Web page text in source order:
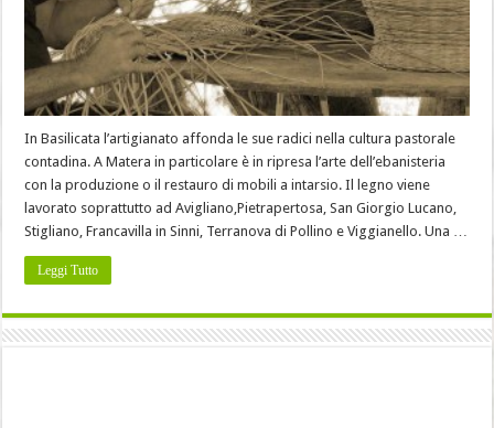
In Basilicata l’artigianato affonda le sue radici nella cultura pastorale
contadina. A Matera in particolare è in ripresa l’arte dell’ebanisteria
con la produzione o il restauro di mobili a intarsio. Il legno viene
lavorato soprattutto ad Avigliano,Pietrapertosa, San Giorgio Lucano,
Stigliano, Francavilla in Sinni, Terranova di Pollino e Viggianello. Una …
Leggi Tutto